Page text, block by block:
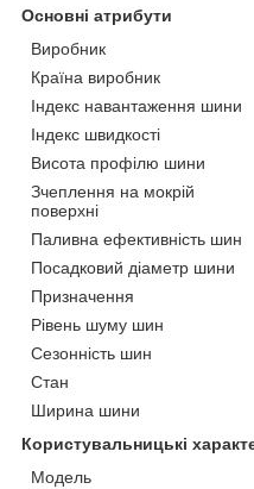
Основні атрибути
Виробник
Країна виробник
Індекс навантаження шини
Індекс швидкості
Висота профілю шини
Зчеплення на мокрій
поверхні
Паливна ефективність шин
Посадковий діаметр шини
Призначення
Рівень шуму шин
Сезонність шин
Стан
Ширина шини
Користувальницькі
Мoдель